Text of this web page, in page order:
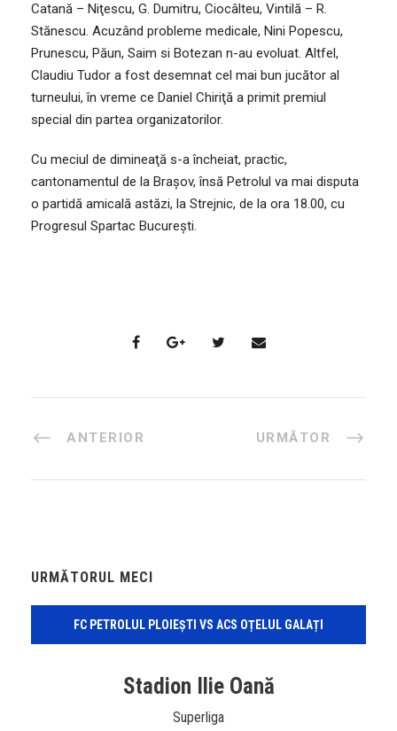
Catană – Niţescu, G. Dumitru, Ciocâlteu, Vintilă – R.
Stănescu. Acuzând probleme medicale, Nini Popescu,
Prunescu, Păun, Saim si Botezan n-au evoluat. Altfel,
Claudiu Tudor a fost desemnat cel mai bun jucător al
turneului, în vreme ce Daniel Chiriţă a primit premiul
special din partea organizatorilor.
Cu meciul de dimineaţă s-a încheiat, practic,
cantonamentul de la Braşov, însă Petrolul va mai disputa
o partidă amicală astăzi, la Strejnic, de la ora 18.00, cu
Progresul Spartac Bucureşti.
ANTERIOR URMĂTOR
URMĂTORUL MECI
FC PETROLUL PLOIEȘTI VS ACS OȚELUL GALAȚI
Stadion Ilie Oană
Superliga